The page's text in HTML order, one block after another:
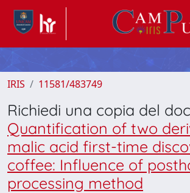
IRIS 11581/483749
Richiedi una copia del
Quantification of two
malic acid first-time
coffee: Influence of
processing method